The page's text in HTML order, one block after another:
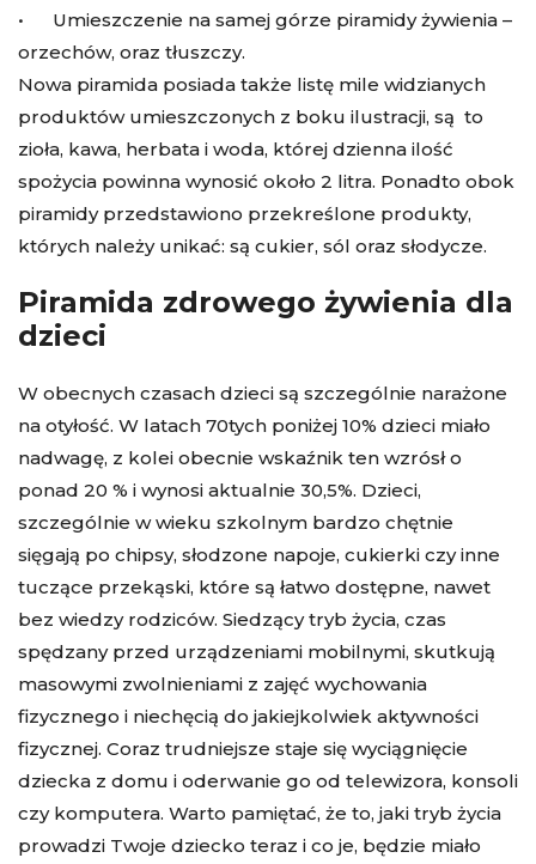
• Umieszczenie na samej górze piramidy żywienia –
orzechów, oraz tłuszczy.
Nowa piramida posiada także listę mile widzianych
produktów umieszczonych z boku ilustracji, są to
zioła, kawa, herbata i woda, której dzienna ilość
spożycia powinna wynosić około 2 litra. Ponadto obok
piramidy przedstawiono przekreślone produkty,
których należy unikać: są cukier, sól oraz słodycze.
Piramida zdrowego żywienia dla
dzieci
W obecnych czasach dzieci są szczególnie narażone
na otyłość. W latach 70tych poniżej 10% dzieci miało
nadwagę, z kolei obecnie wskaźnik ten wzrósł o
ponad 20 % i wynosi aktualnie 30,5%. Dzieci,
szczególnie w wieku szkolnym bardzo chętnie
sięgają po chipsy, słodzone napoje, cukierki czy inne
tuczące przekąski, które są łatwo dostępne, nawet
bez wiedzy rodziców. Siedzący tryb życia, czas
spędzany przed urządzeniami mobilnymi, skutkują
masowymi zwolnieniami z zajęć wychowania
fizycznego i niechęcią do jakiejkolwiek aktywności
fizycznej. Coraz trudniejsze staje się wyciągnięcie
dziecka z domu i oderwanie go od telewizora, konsoli
czy komputera. Warto pamiętać, że to, jaki tryb życia
prowadzi Twoje dziecko teraz i co je, będzie miało